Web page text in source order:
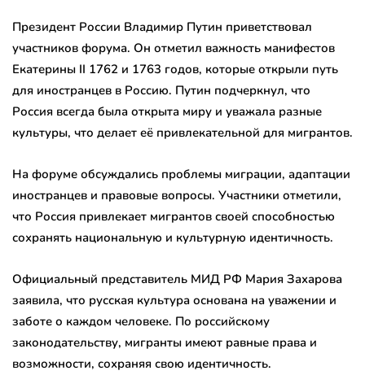
Президент России Владимир Путин приветствовал
участников форума. Он отметил важность манифестов
Екатерины II 1762 и 1763 годов, которые открыли путь
для иностранцев в Россию. Путин подчеркнул, что
Россия всегда была открыта миру и уважала разные
культуры, что делает её привлекательной для мигрантов.
На форуме обсуждались проблемы миграции, адаптации
иностранцев и правовые вопросы. Участники отметили,
что Россия привлекает мигрантов своей способностью
сохранять национальную и культурную идентичность.
Официальный представитель МИД РФ Мария Захарова
заявила, что русская культура основана на уважении и
заботе о каждом человеке. По российскому
законодательству, мигранты имеют равные права и
возможности, сохраняя свою идентичность.